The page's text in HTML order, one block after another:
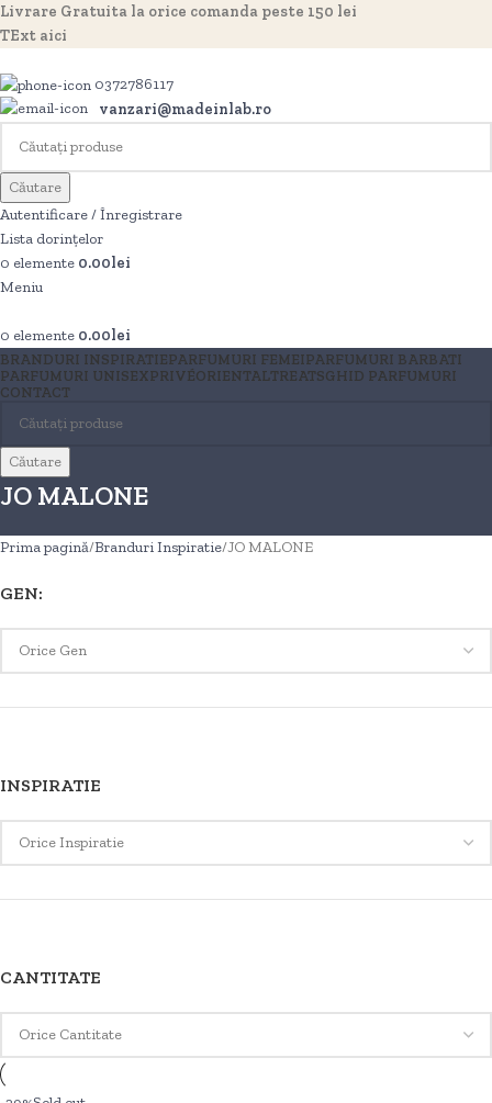
Livrare Gratuita la orice comanda peste 150 lei
TExt aici
0372786117
vanzari@madeinlab.ro
Căutare
Autentificare / Înregistrare
Lista dorințelor
0 elemente 0.00lei
Meniu
0 elemente 0.00lei
BRANDURI INSPIRATIEPARFUMURI FEMEIPARFUMURI BARBATI
PARFUMURI UNISEXPRIVÉORIENTALTREATSGHID PARFUMURI
CONTACT
Căutare
JO MALONE
Prima pagină Branduri Inspiratie JO MALONE
GEN:
INSPIRATIE
CANTITATE